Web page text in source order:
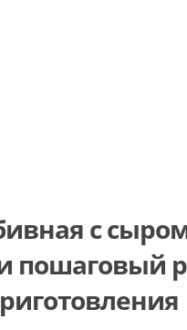
с
пошаговый